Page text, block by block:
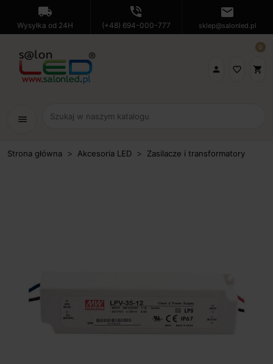
local_shipping
Wysyłka od 24H
phone_in_talk
(+48) 694-000-777
mail
sklep@salonled.pl
 favorite_border shopping_cart
0
menu
Strona główna Akcesoria LED Zasilacze i transformatory